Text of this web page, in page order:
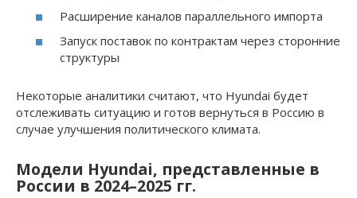
Расширение каналов параллельного импорта
Запуск поставок по контрактам через сторонние
структуры
Некоторые аналитики считают, что Hyundai будет
отслеживать ситуацию и готов вернуться в Россию в
случае улучшения политического климата.
Модели Hyundai, представленные в
России в 2024–2025 гг.